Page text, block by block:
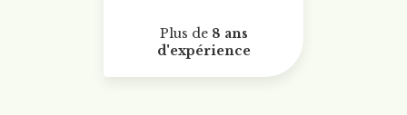
Plus de 8 ans
d'expérience